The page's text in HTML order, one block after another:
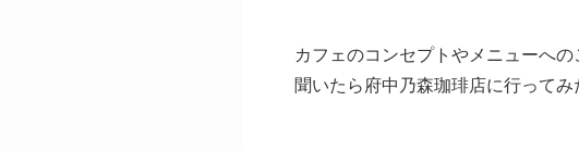
カフェのコンセプトやメニューへ
聞いたら府中乃森珈琲店に行って